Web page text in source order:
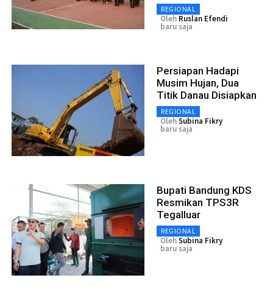
REGIONAL
Oleh Ruslan Efendi
baru saja
Persiapan Hadapi
Musim Hujan, Dua
Titik Danau Disiapkan
REGIONAL
OlehSubina Fikry
baru saja
Bupati Bandung KDS
Resmikan TPS3R
Tegalluar
REGIONAL
OlehSubina Fikry
baru saja